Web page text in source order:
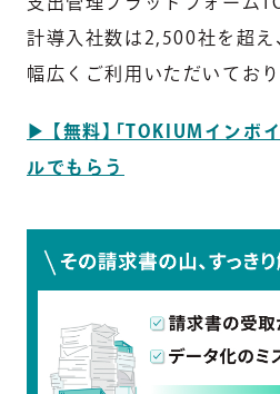
計導入社数は2,500社を超え
幅広くご利用いただいており
▶︎ 【無料】「TOKIUMインボ
ルでもらう